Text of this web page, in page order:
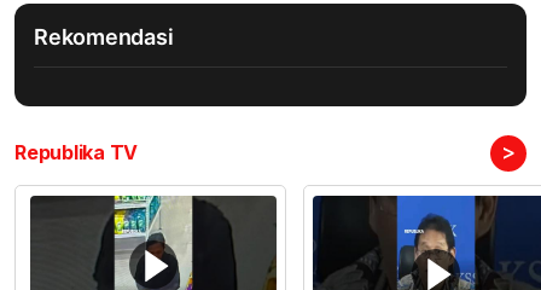
Rekomendasi
Republika TV >